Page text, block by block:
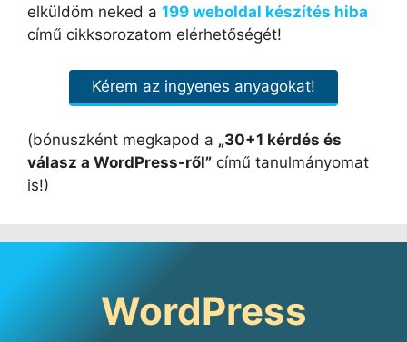
elküldöm neked a 199 weboldal készítés hiba
című cikksorozatom elérhetőségét!
Kérem az ingyenes anyagokat!
(bónuszként megkapod a „30+1 kérdés és
válasz a WordPress-ről” című tanulmányomat
is!)
WordPress